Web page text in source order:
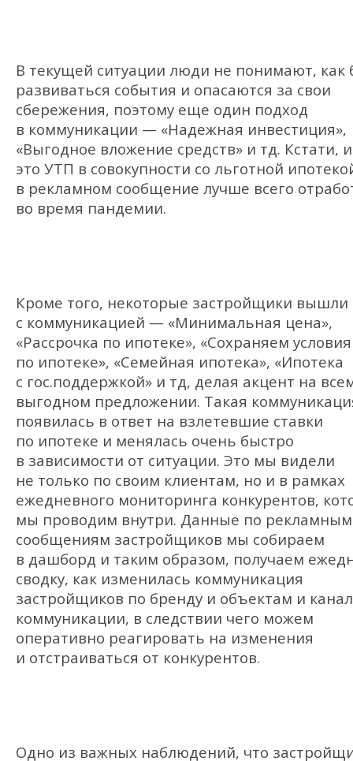
В текущей ситуации люди не понимают, как
развиваться события и опасаются за свои
сбережения, поэтому еще один подход
в коммуникации — «Надежная инвестиция»,
«Выгодное вложение средств» и тд. Кстати,
это УТП в совокупности со льготной
в рекламном сообщение лучше всего
во время пандемии.
Кроме того, некоторые застройщики вышли
с коммуникацией — «Минимальная цена»,
«Рассрочка по ипотеке», «Сохраняем условия
по ипотеке», «Семейная ипотека», «Ипотека
с гос.поддержкой» и тд, делая акцент на
выгодном предложении. Такая
появилась в ответ на взлетевшие ставки
по ипотеке и менялась очень быстро
в зависимости от ситуации. Это мы видели
не только по своим клиентам, но и в рамках
ежедневного мониторинга конкурентов,
мы проводим внутри. Данные по рекламным
сообщениям застройщиков мы собираем
в дашборд и таким образом, получаем
сводку, как изменилась коммуникация
застройщиков по бренду и объектам и
коммуникации, в следствии чего можем
оперативно реагировать на изменения
и отстраиваться от конкурентов.
Одно из важных наблюдений, что